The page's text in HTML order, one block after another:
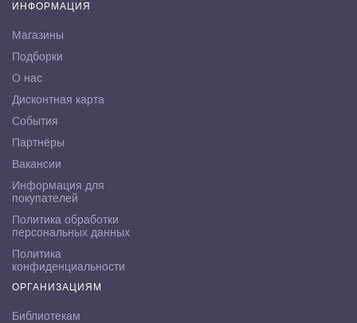
ИНФОРМАЦИЯ
Магазины
Подборки
О нас
Дисконтная карта
События
Партнёры
Вакансии
Информация для
покупателей
Политика обработки
персональных данных
Политика
конфиденциальности
ОРГАНИЗАЦИЯМ
Библиотекам